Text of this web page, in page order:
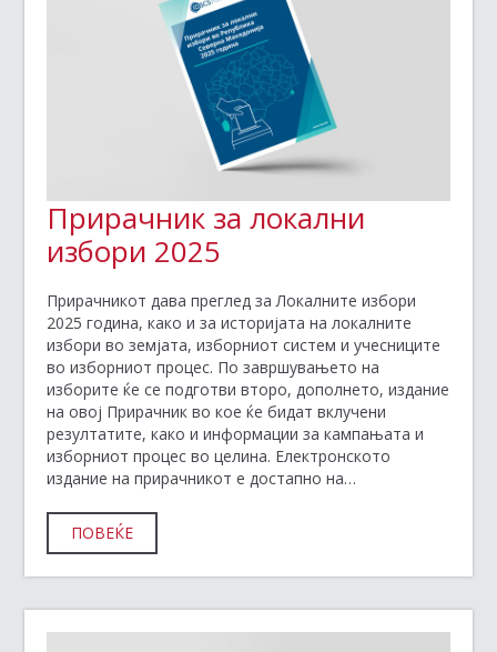
Прирачник за локални
избори 2025
Прирачникот дава преглед за Локалните избори
2025 година, како и за историјата на локалните
избори во земјата, изборниот систем и учесниците
во изборниот процес. По завршувањето на
изборите ќе се подготви второ, дополнето, издание
на овој Прирачник во кое ќе бидат вклучени
резултатите, како и информации за кампањата и
изборниот процес во целина. Електронското
издание на прирачникот е достапно на…
ПОВЕЌЕ